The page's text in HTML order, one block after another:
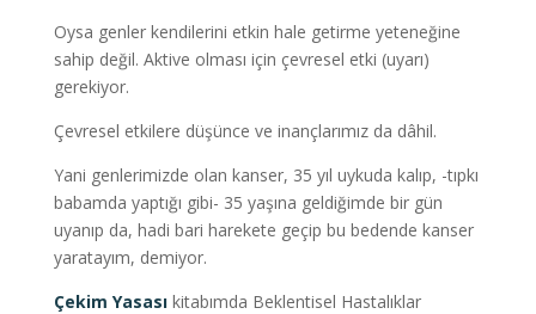
Oysa genler kendilerini etkin hale getirme yeteneğine
sahip değil. Aktive olması için çevresel etki (uyarı)
gerekiyor.
Çevresel etkilere düşünce ve inançlarımız da dâhil.
Yani genlerimizde olan kanser, 35 yıl uykuda kalıp, -tıpkı
babamda yaptığı gibi- 35 yaşına geldiğimde bir gün
uyanıp da, hadi bari harekete geçip bu bedende kanser
yaratayım, demiyor.
Çekim Yasasıkitabımda Beklentisel Hastalıklar